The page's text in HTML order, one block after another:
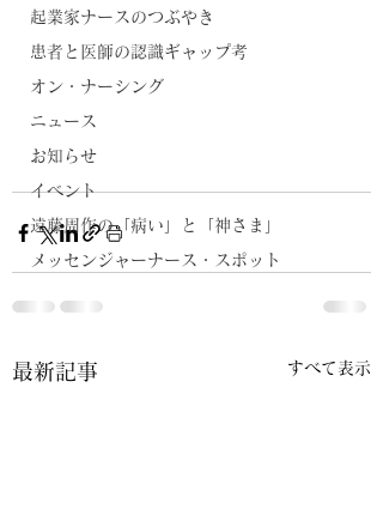
起業家ナースのつぶやき
患者と医師の認識ギャップ考
オン・ナーシング
ニュース
お知らせ
イベント
遠藤周作の「病い」と「神さま」
メッセンジャーナース・スポット
最新記事 すべて表示